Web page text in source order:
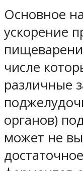
Основное
ускорение
числе
различные
органов)
может не